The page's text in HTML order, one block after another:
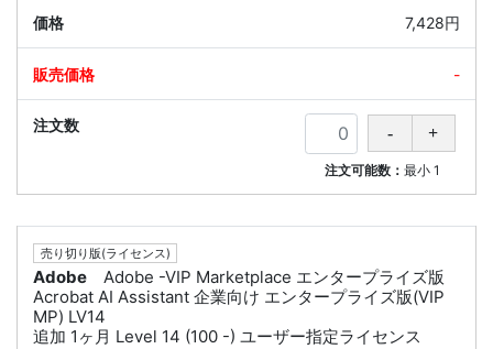
7,428円
-
注文可能数：最小 1
売り切り版(ライセンス)
Adobe
Adobe -VIP Marketplace エンタープライズ版
Acrobat AI Assistant 企業向け エンタープライズ版(VIP
MP) LV14
追加 1ヶ月 Level 14 (100 -) ユーザー指定ライセンス